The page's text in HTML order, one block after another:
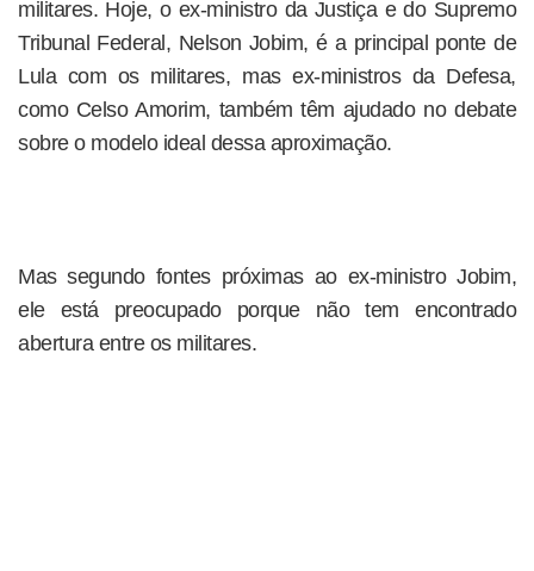
militares. Hoje, o ex-ministro da Justiça e do Supremo
Tribunal Federal, Nelson Jobim, é a principal ponte de
Lula com os militares, mas ex-ministros da Defesa,
como Celso Amorim, também têm ajudado no debate
sobre o modelo ideal dessa aproximação.
Mas segundo fontes próximas ao ex-ministro Jobim,
ele está preocupado porque não tem encontrado
abertura entre os militares.